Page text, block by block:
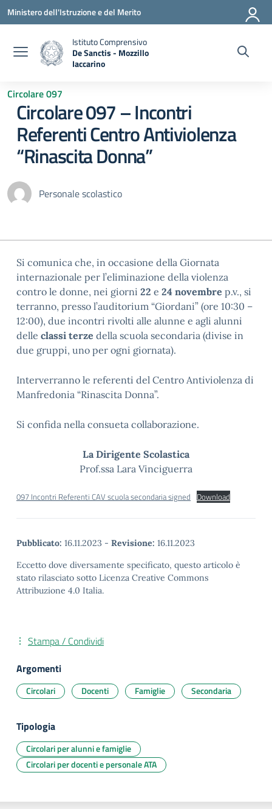
Vai ai contenuti
Vai al menu di navigazione
Vai al footer
Ministero dell'Istruzione e del Merito
Istituto Comprensivo
De Sanctis - Mozzillo
Iaccarino
Circolare 097
Circolare 097 – Incontri
Referenti Centro Antiviolenza
“Rinascita Donna”
Personale scolastico
Si comunica che, in occasione della Giornata
internazionale per l’eliminazione della violenza
contro le donne, nei giorni 22 e 24 novembre p.v., si
terranno, presso l’auditorium “Giordani” (ore 10:30 –
12:00), due incontri rivolti alle alunne e agli alunni
delle classi terze della scuola secondaria (divise in
due gruppi, uno per ogni giornata).
Interverranno le referenti del Centro Antiviolenza di
Manfredonia “Rinascita Donna”.
Si confida nella consueta collaborazione.
La Dirigente Scolastica
Prof.ssa Lara Vinciguerra
097 Incontri Referenti CAV scuola secondaria signed Download
Pubblicato: 16.11.2023 - Revisione: 16.11.2023
Eccetto dove diversamente specificato, questo articolo è
stato rilasciato sotto Licenza Creative Commons
Attribuzione 4.0 Italia.
Stampa / Condividi
Argomenti
Circolari Docenti Famiglie Secondaria
Tipologia
Circolari per alunni e famiglie
Circolari per docenti e personale ATA